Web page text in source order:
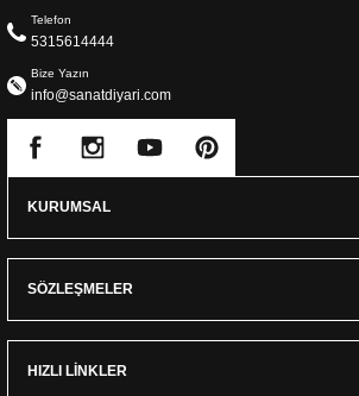
Telefon
5315614444
Bize Yazın
info@sanatdiyari.com
KURUMSAL
SÖZLEŞMELER
HIZLI LİNKLER